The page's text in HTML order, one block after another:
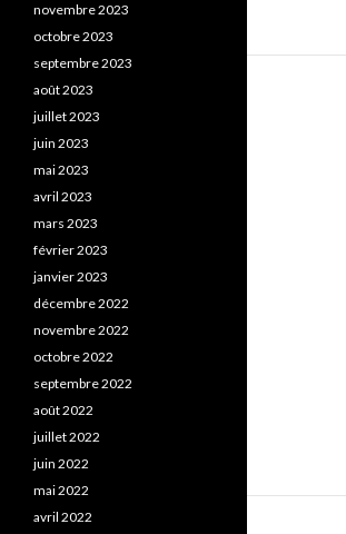
novembre 2023
octobre 2023
septembre 2023
août 2023
juillet 2023
juin 2023
mai 2023
avril 2023
mars 2023
février 2023
janvier 2023
décembre 2022
novembre 2022
octobre 2022
septembre 2022
août 2022
juillet 2022
juin 2022
mai 2022
avril 2022